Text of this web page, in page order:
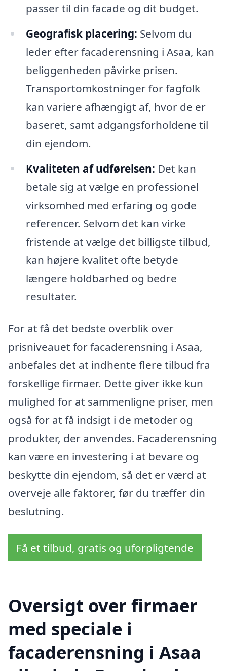
passer til din facade og dit budget.
Geografisk placering: Selvom du
leder efter facaderensning i Asaa, kan
beliggenheden påvirke prisen.
Transportomkostninger for fagfolk
kan variere afhængigt af, hvor de er
baseret, samt adgangsforholdene til
din ejendom.
Kvaliteten af udførelsen: Det kan
betale sig at vælge en professionel
virksomhed med erfaring og gode
referencer. Selvom det kan virke
fristende at vælge det billigste tilbud,
kan højere kvalitet ofte betyde
længere holdbarhed og bedre
resultater.
For at få det bedste overblik over
prisniveauet for facaderensning i Asaa,
anbefales det at indhente flere tilbud fra
forskellige firmaer. Dette giver ikke kun
mulighed for at sammenligne priser, men
også for at få indsigt i de metoder og
produkter, der anvendes. Facaderensning
kan være en investering i at bevare og
beskytte din ejendom, så det er værd at
overveje alle faktorer, før du træffer din
beslutning.
Få et tilbud, gratis og uforpligtende
Oversigt over firmaer
med speciale i
facaderensning i Asaa